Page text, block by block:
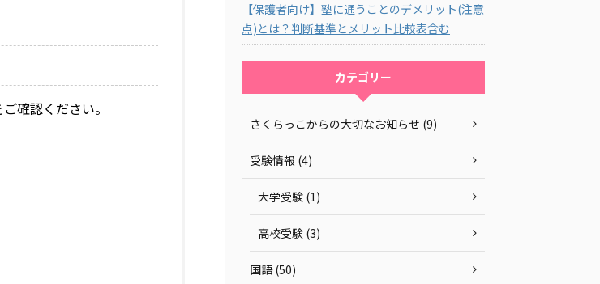
確認ください。
【保護者向け】塾に通うことのデメリット(注意
点)とは？判断基準とメリット比較表含む
カテゴリー
さくらっこからの大切なお知らせ (9)
受験情報 (4)
大学受験 (1)
高校受験 (3)
国語 (50)